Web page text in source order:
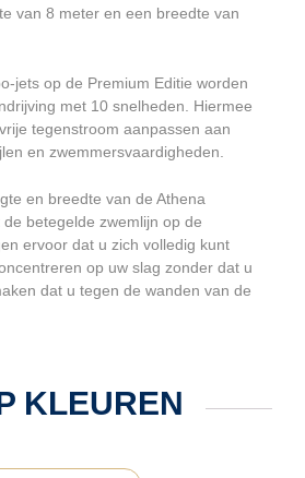
van 8 meter en een breedte van
jets op de Premium Editie worden
met 10 snelheden. Hiermee
tegenstroom aanpassen aan
en zwemmersvaardigheden.
en breedte van de Athena
betegelde zwemlijn op de
ervoor dat u zich volledig kunt
op uw slag zonder dat u
dat u tegen de wanden van de
KLEUREN